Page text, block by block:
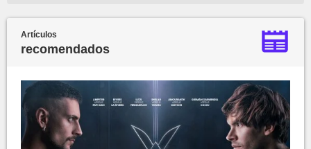
Artículos
recomendados